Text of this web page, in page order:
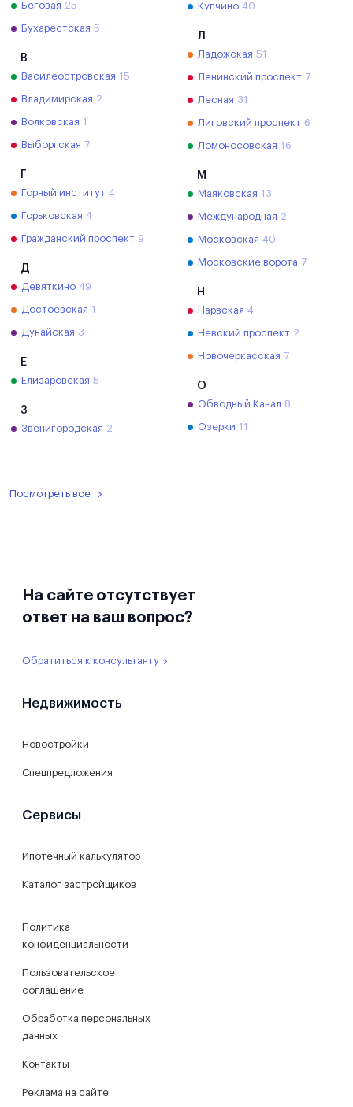
Беговая 25
Бухарестская 5
В
Василеостровская 15
Владимирская 2
Волковская 1
Выборгская 7
Горный институт 4
Горьковская 4
Гражданский проспект 9
Д
Девяткино 49
Достоевская 1
Дунайская 3
Е
Елизаровская 5
З
Звенигородская 2
Купчино 40
Л
Ладожская 51
Ленинский проспект 7
Лесная 31
Лиговский проспект 6
Ломоносовская 16
М
Маяковская 13
Международная 2
Московская 40
Московские ворота 7
Н
Нарвская 4
Невский проспект 2
Новочеркасская 7
О
Обводный Канал 8
Озерки 11
Посмотреть все
На сайте отсутствует
ответ на ваш вопрос?
Обратиться к консультанту
Недвижимость
Новостройки
Спецпредложения
Сервисы
Ипотечный калькулятор
Каталог застройщиков
Политика
конфиденциальности
Пользовательское
соглашение
Обработка персональных
данных
Контакты
Реклама на сайте